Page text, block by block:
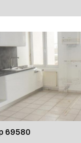
69580